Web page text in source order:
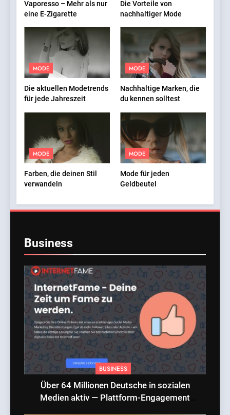
Vaporesso – Mehr als nur
eine E-Zigarette
Die Vorteile von
nachhaltiger Mode
MODE
Die aktuellen Modetrends
für jede Jahreszeit
MODE
Nachhaltige Marken, die
du kennen solltest
MODE
Farben, die deinen Stil
verwandeln
MODE
Mode für jeden
Geldbeutel
Business
BUSINESS
Über 64 Millionen Deutsche in sozialen
Medien aktiv — Plattform-Engagement